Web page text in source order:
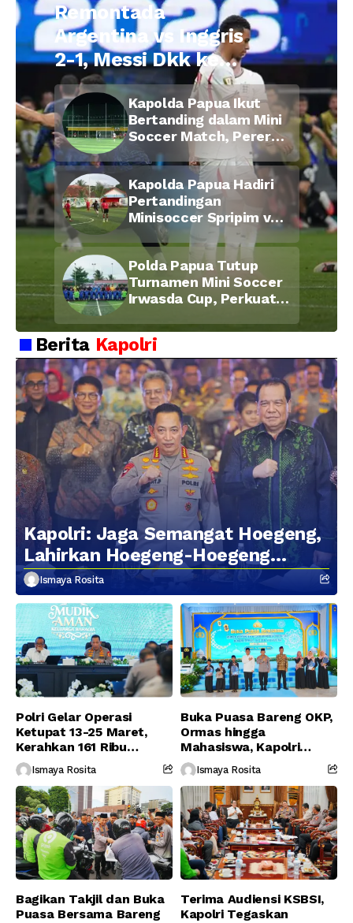
Remontada
Argentina vs Inggris
2-1, Messi Dkk ke
Final Piala Dunia
2026
Kapolda Papua Ikut
Bertanding dalam Mini
Soccer Match, Pererat
Kebersamaan Personel
di Bulan Ramadan
Kapolda Papua Hadiri
Pertandingan
Minisoccer Spripim vs
Bid Propam, Pererat
Soliditas dan
Kebersamaan Personel
Polda Papua Tutup
Turnamen Mini Soccer
Irwasda Cup, Perkuat
Kebersamaan Personel
Berita Kapolri
Kapolri: Jaga Semangat Hoegeng,
Lahirkan Hoegeng-Hoegeng
Berikutnya
Ismaya Rosita
Polri Gelar Operasi
Ketupat 13-25 Maret,
Kerahkan 161 Ribu
Personel Gabungan
Ismaya Rosita
Buka Puasa Bareng OKP,
Ormas hingga
Mahasiswa, Kapolri
Serukan Jaga
Persatuan-Dukung
Program Pemerintah
Ismaya Rosita
Bagikan Takjil dan Buka
Puasa Bersama Bareng
Terima Audiensi KSBSI,
Kapolri Tegaskan